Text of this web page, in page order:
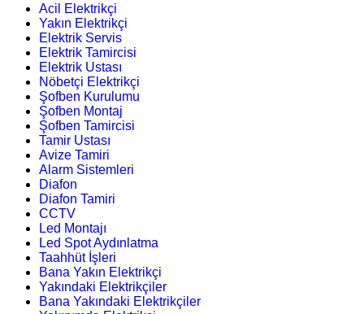
Acil Elektrikçi
Yakın Elektrikçi
Elektrik Servis
Elektrik Tamircisi
Elektrik Ustası
Nöbetçi Elektrikçi
Şofben Kurulumu
Şofben Montaj
Şofben Tamircisi
Tamir Ustası
Avize Tamiri
Alarm Sistemleri
Diafon
Diafon Tamiri
CCTV
Led Montajı
Led Spot Aydınlatma
Taahhüt İşleri
Bana Yakın Elektrikçi
Yakındaki Elektrikçiler
Bana Yakındaki Elektrikçiler